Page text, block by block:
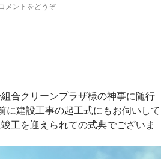
コメントをどうぞ
合クリーンプラザ様の神事に随行
に建設工事の起工式にもお伺いして
工を迎えられての式典でございま